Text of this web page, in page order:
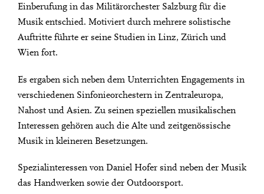
Einberufung in das Militärorchester Salzburg für die
Musik entschied. Motiviert durch mehrere solistische
Auftritte führte er seine Studien in Linz, Zürich und
Wien fort.
Es ergaben sich neben dem Unterrichten Engagements in
verschiedenen Sinfonieorchestern in Zentraleuropa,
Nahost und Asien. Zu seinen speziellen musikalischen
Interessen gehören auch die Alte und zeitgenössische
Musik in kleineren Besetzungen.
Spezialinteressen von Daniel Hofer sind neben der Musik
das Handwerken sowie der Outdoorsport.